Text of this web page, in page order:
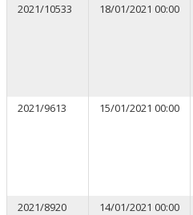
2021/10533
18/01/2021 00:00
2021/9613
15/01/2021 00:00
2021/8920
14/01/2021 00:00